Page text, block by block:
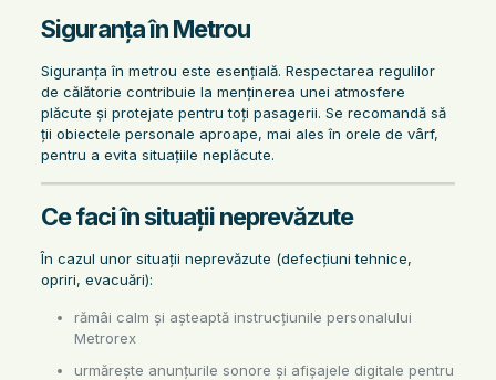
Siguranța în Metrou
Siguranța în metrou este esențială. Respectarea regulilor
de călătorie contribuie la menținerea unei atmosfere
plăcute și protejate pentru toți pasagerii. Se recomandă să
ții obiectele personale aproape, mai ales în orele de vârf,
pentru a evita situațiile neplăcute.
Ce faci în situații neprevăzute
În cazul unor situații neprevăzute (defecțiuni tehnice,
opriri, evacuări):
rămâi calm și așteaptă instrucțiunile personalului
Metrorex
urmărește anunțurile sonore și afișajele digitale pentru